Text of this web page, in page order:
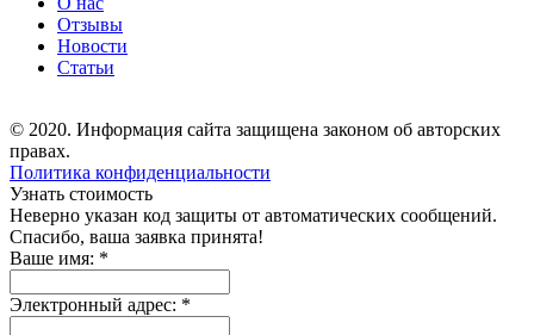
Отзывы
Новости
Статьи
© 2020. Информация сайта защищена законом об авторских
правах.
Политика конфиденциальности
Узнать стоимость
Неверно указан код защиты от автоматических сообщений.
Спасибо, ваша заявка принята!
Ваше имя: *
Электронный адрес: *